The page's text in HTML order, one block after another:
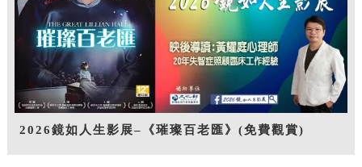
2026鏡如人生影展–《璀璨百老匯》(免費觀賞)